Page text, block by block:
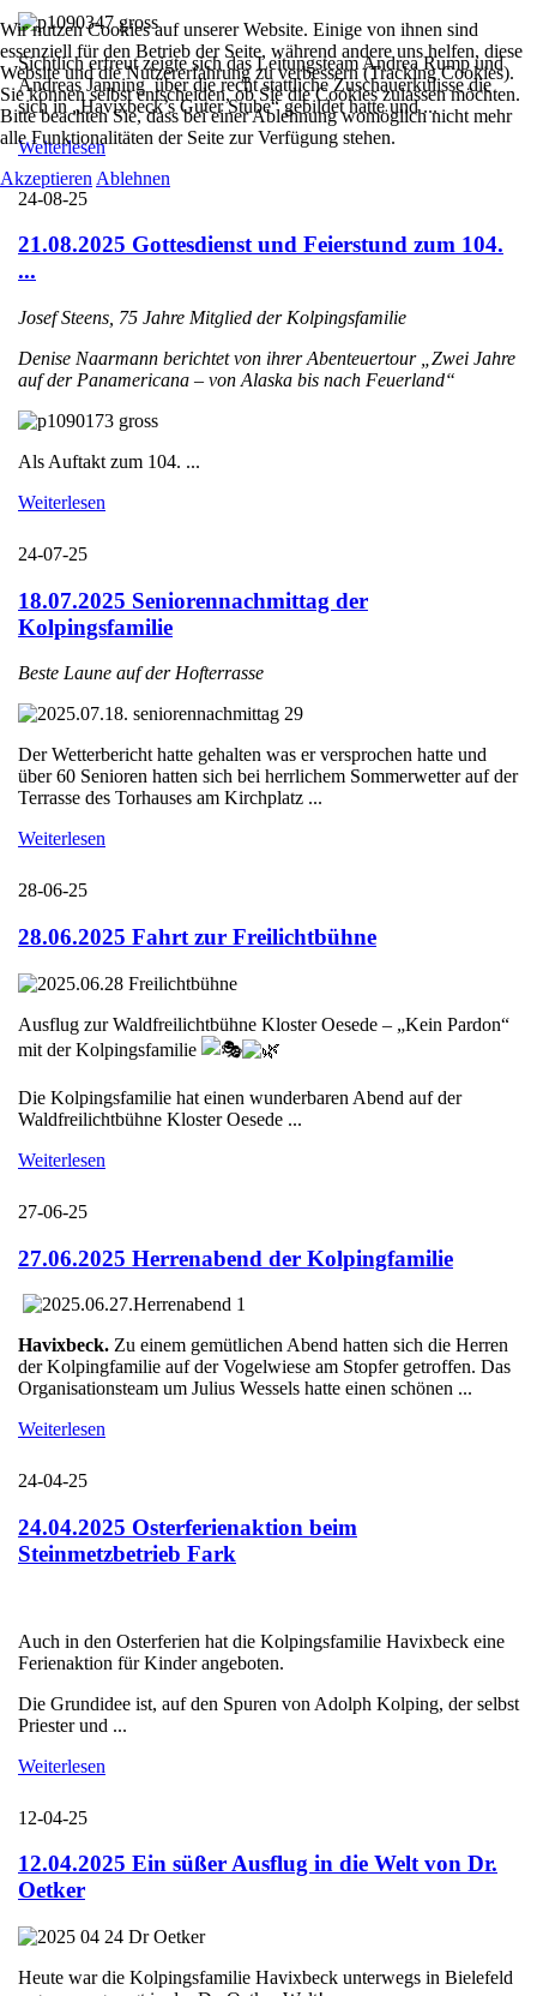
Sichtlich erfreut zeigte sich das Leitungsteam Andrea Rump und
Andreas Janning über die recht stattliche Zuschauerkulisse die
sich in „Havixbeck’s Guter Stube“ gebildet hatte und ...
Weiterlesen
24-08-25
21.08.2025 Gottesdienst und Feierstund zum 104.
...
Josef Steens, 75 Jahre Mitglied der Kolpingsfamilie
Denise Naarmann berichtet von ihrer Abenteuertour „Zwei Jahre
auf der Panamericana – von Alaska bis nach Feuerland“
Als Auftakt zum 104. ...
Weiterlesen
24-07-25
18.07.2025 Seniorennachmittag der
Kolpingsfamilie
Beste Laune auf der Hofterrasse
Der Wetterbericht hatte gehalten was er versprochen hatte und
über 60 Senioren hatten sich bei herrlichem Sommerwetter auf der
Terrasse des Torhauses am Kirchplatz ...
Weiterlesen
28-06-25
28.06.2025 Fahrt zur Freilichtbühne
Ausflug zur Waldfreilichtbühne Kloster Oesede – „Kein Pardon“
mit der Kolpingsfamilie
Die Kolpingsfamilie hat einen wunderbaren Abend auf der
Waldfreilichtbühne Kloster Oesede ...
Weiterlesen
27-06-25
27.06.2025 Herrenabend der Kolpingfamilie
Havixbeck. Zu einem gemütlichen Abend hatten sich die Herren
der Kolpingfamilie auf der Vogelwiese am Stopfer getroffen. Das
Organisationsteam um Julius Wessels hatte einen schönen ...
Weiterlesen
24-04-25
24.04.2025 Osterferienaktion beim
Steinmetzbetrieb Fark
Auch in den Osterferien hat die Kolpingsfamilie Havixbeck eine
Ferienaktion für Kinder angeboten.
Die Grundidee ist, auf den Spuren von Adolph Kolping, der selbst
Priester und ...
Weiterlesen
12-04-25
12.04.2025 Ein süßer Ausflug in die Welt von Dr.
Oetker
Heute war die Kolpingsfamilie Havixbeck unterwegs in Bielefeld
Wir nutzen Cookies auf unserer Website. Einige von ihnen sind
essenziell für den Betrieb der Seite, während andere uns helfen, diese
Website und die Nutzererfahrung zu verbessern (Tracking Cookies).
Sie können selbst entscheiden, ob Sie die Cookies zulassen möchten.
Bitte beachten Sie, dass bei einer Ablehnung womöglich nicht mehr
alle Funktionalitäten der Seite zur Verfügung stehen.
Akzeptieren Ablehnen